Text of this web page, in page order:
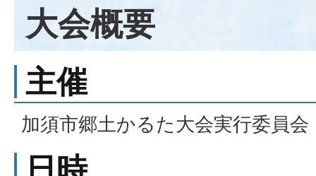
大会概要
主催
加須市郷土かるた大会実行委員会